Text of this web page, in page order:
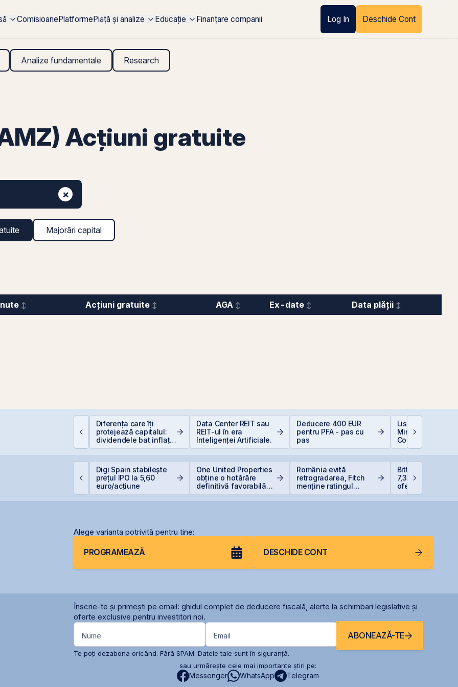
ComisioanePlatformePiață și analize Educație Finanțare companii Log In Deschide Cont
Analize fundamentale Research
Acțiuni gratuite
×
Majorări capital
Acțiuni gratuite AGA Ex-date Data plății
Diferența care îți
protejează capitalul:
dividendele bat inflația
(+5% vs. −6%)
Data Center REIT sau
REIT-ul în era
Inteligenței Artificiale.
Deducere 400 EUR
pentru PFA - pas cu
pas
Listarea
Minoritare din
Companiile de
BVB – Soluție
Digi Spain stabilește
prețul IPO la 5,60
euro/acțiune
One United Properties
obține o hotărâre
definitivă favorabilă
România evită
retrogradarea, Fitch
menține ratingul
Bittnet Systems
7,33 milioane
oferta de
BNET31E
Alege varianta potrivită pentru tine:
PROGRAMEAZĂ DESCHIDE CONT
Înscrie-te și primești pe email: ghidul complet de deducere fiscală, alerte la schimbari legislative și
oferte exclusive pentru investitori noi.
Nume Email ABONEAZĂ-TE
Te poți dezabona oricând. Fără SPAM. Datele tale sunt în siguranță.
sau urmărește cele mai importante știri pe:
Messenger WhatsApp Telegram